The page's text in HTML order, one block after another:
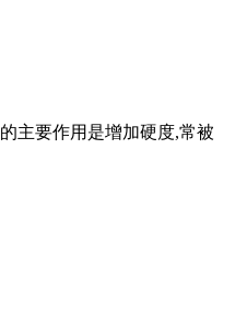
主要作用是增加硬度,常被